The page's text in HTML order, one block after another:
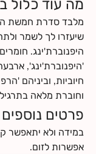
לחציכאןלמצוא
מלבד סדרת חמשת
שיעזרו לך לשמר
היפנוברת'ינג.
'היפנוברת'ינג',
חיוביות, וביניהם
וחוברת מלאה
פרטים נוספים
במידה ולא יתאפשר
אפשרות לזום.